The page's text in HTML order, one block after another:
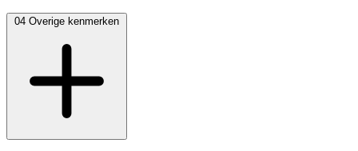
04 Overige kenmerken